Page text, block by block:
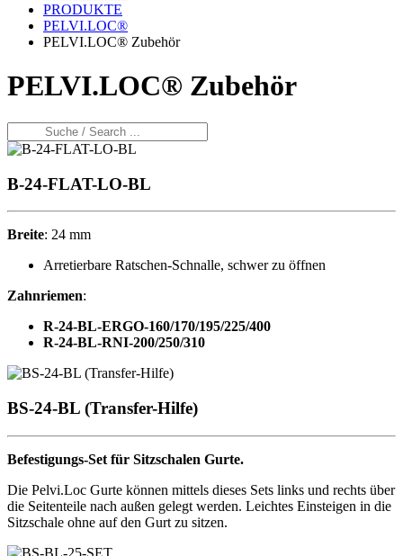
PRODUKTE
PELVI.LOC®
PELVI.LOC® Zubehör
PELVI.LOC® Zubehör
B-24-FLAT-LO-BL
Breite: 24 mm
Arretierbare Ratschen-Schnalle, schwer zu öffnen
Zahnriemen:
R-24-BL-ERGO-160/170/195/225/400
R-24-BL-RNI-200/250/310
BS-24-BL (Transfer-Hilfe)
Befestigungs-Set für Sitzschalen Gurte.
Die Pelvi.Loc Gurte können mittels dieses Sets links und rechts über
die Seitenteile nach außen gelegt werden. Leichtes Einsteigen in die
Sitzschale ohne auf den Gurt zu sitzen.